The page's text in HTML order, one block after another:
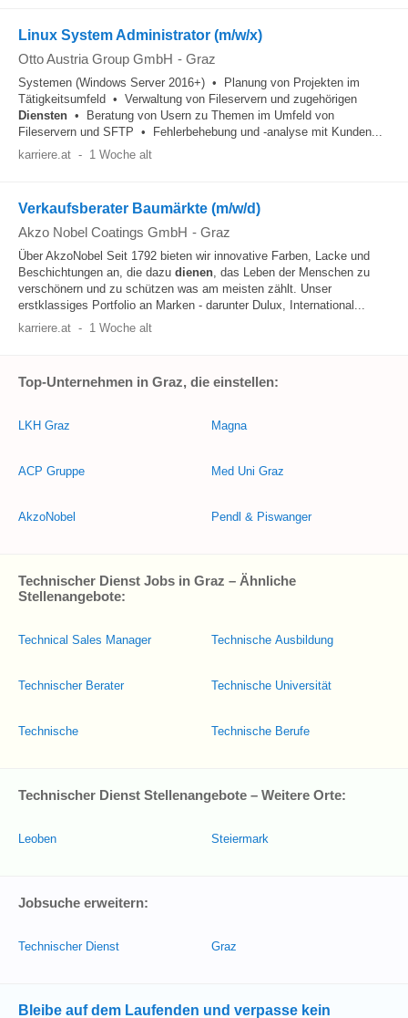
Linux System Administrator (m/w/x)
Otto Austria Group GmbH - Graz
Systemen (Windows Server 2016+) • Planung von Projekten im
Tätigkeitsumfeld • Verwaltung von Fileservern und zugehörigen
Diensten • Beratung von Usern zu Themen im Umfeld von
Fileservern und SFTP • Fehlerbehebung und -analyse mit Kunden...
karriere.at - 1 Woche alt
Verkaufsberater Baumärkte (m/w/d)
Akzo Nobel Coatings GmbH - Graz
Über AkzoNobel Seit 1792 bieten wir innovative Farben, Lacke und
Beschichtungen an, die dazu dienen, das Leben der Menschen zu
verschönern und zu schützen was am meisten zählt. Unser
erstklassiges Portfolio an Marken - darunter Dulux, International...
karriere.at - 1 Woche alt
Top-Unternehmen in Graz, die einstellen:
LKH Graz
ACP Gruppe
AkzoNobel
Magna
Med Uni Graz
Pendl & Piswanger
Technischer Dienst Jobs in Graz – Ähnliche
Stellenangebote:
Technical Sales Manager
Technischer Berater
Technische
Technische Ausbildung
Technische Universität
Technische Berufe
Technischer Dienst Stellenangebote – Weitere Orte:
Leoben Steiermark
Jobsuche erweitern:
Technischer Dienst Graz
Bleibe auf dem Laufenden und verpasse kein